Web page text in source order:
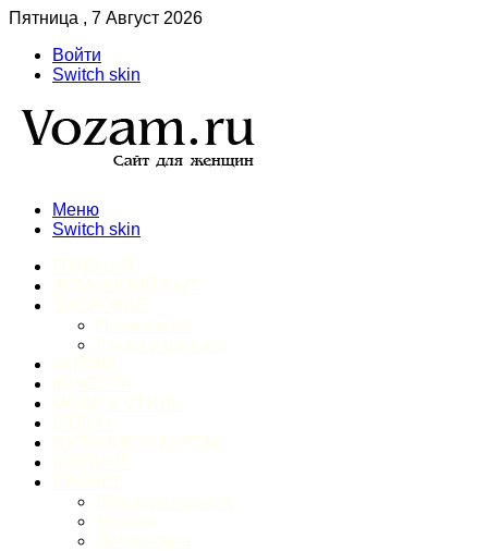
Пятница , 7 Август 2026
Войти
Switch skin
Меню
Switch skin